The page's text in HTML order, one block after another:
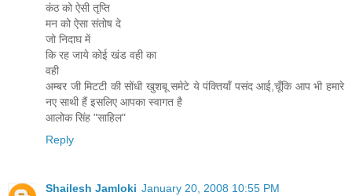
कंठ को ऐसी तृप्ति
मन को ऐसा संतोष दे
जो निदाघ में
कि रह जाये कोई खंड वही का
वही
अम्बर जी मिटटी की सोंधी खुशबू समेटे ये पंक्तियाँ पसंद आई,चूँकि आप भी हमारे
नए साथी हैं इसलिए आपका स्वागत है
आलोक सिंह "साहिल"
Reply
Shailesh Jamloki January 20, 2008 10:55 PM